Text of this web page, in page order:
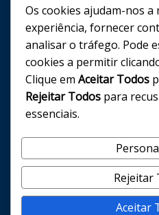
Entidade
Os cookies ajudam-nos a
experiência, fornecer
analisar o tráfego. Pode
cookies a permitir
Clique em Aceitar Todos
Rejeitar Todos para
essenciais.
Rejeitar
Aceitar